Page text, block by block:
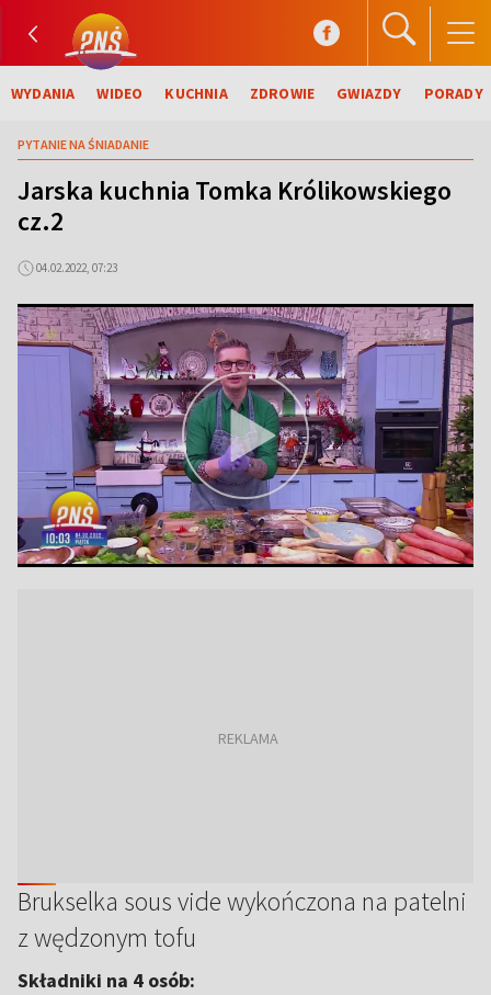
WYDANIA WIDEO KUCHNIA ZDROWIE GWIAZDY PORADY
PYTANIE NA ŚNIADANIE
Jarska kuchnia Tomka Królikowskiego
cz.2
04.02.2022, 07:23
Brukselka sous vide wykończona na patelni
z wędzonym tofu
Składniki na 4 osób: